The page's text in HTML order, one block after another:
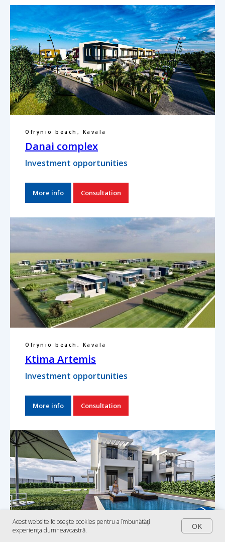
Acest website foloseşte cookies pentru a îmbunătăţi
experienţa dumneavoastră.
OK
Ofrynio beach, Kavala
Danai complex
Investment opportunities
More info Consultation
Ofrynio beach, Kavala
Ktima Artemis
Investment opportunities
More info Consultation